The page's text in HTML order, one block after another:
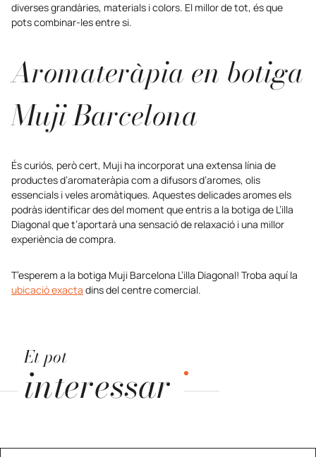
diverses grandàries, materials i colors. El millor de tot, és que
pots combinar-les entre si.
Aromateràpia en botiga
Muji Barcelona
És curiós, però cert, Muji ha incorporat una extensa línia de
productes d’aromateràpia com a difusors d’aromes, olis
essencials i veles aromàtiques. Aquestes delicades aromes els
podràs identificar des del moment que entris a la botiga de L’illa
Diagonal que t’aportarà una sensació de relaxació i una millor
experiència de compra.
T’esperem a la botiga Muji Barcelona L’illa Diagonal! Troba aquí la
ubicació exacta dins del centre comercial.
Et pot
interessar